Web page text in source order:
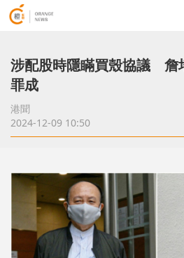
涉配股時隱瞞買殼協議 詹
罪成
港聞
2024-12-09 10:50